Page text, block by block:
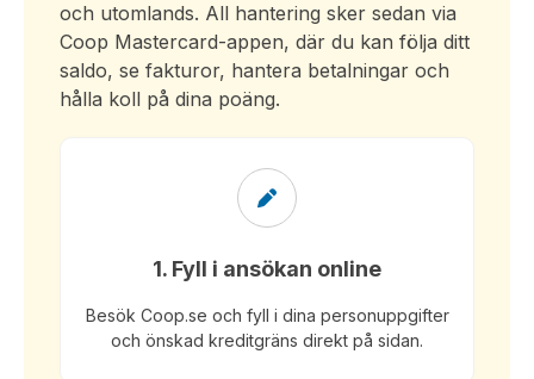
och utomlands. All hantering sker sedan via
Coop Mastercard-appen, där du kan följa ditt
saldo, se fakturor, hantera betalningar och
hålla koll på dina poäng.
1. Fyll i ansökan online
Besök Coop.se och fyll i dina personuppgifter
och önskad kreditgräns direkt på sidan.